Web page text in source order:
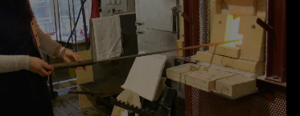
Gesundheit
Nachhaltigkeit
Sehenswürdig
Lifestyle
Hotel & Reise
Archiv
Februar
März
April